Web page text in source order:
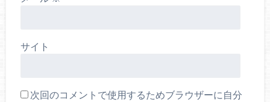
サイト
次回のコメントで使用するためブラウザーに自分